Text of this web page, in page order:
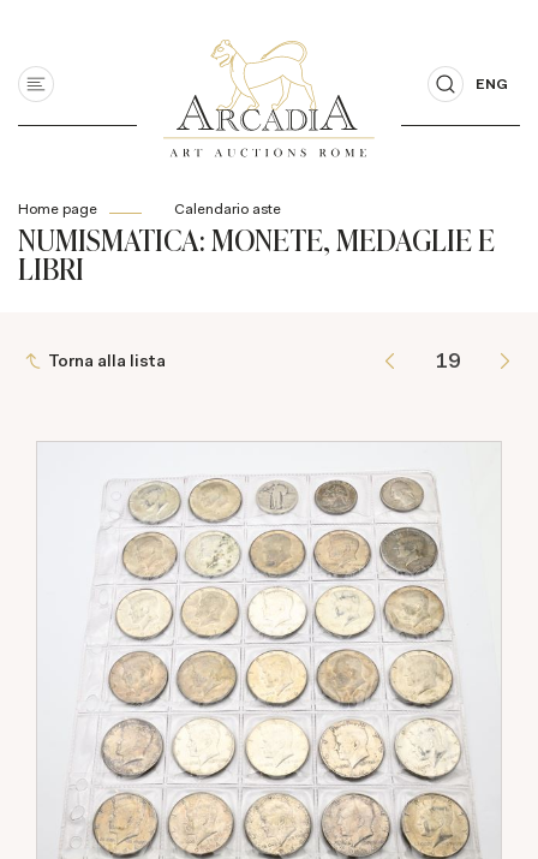
ENG
Home page Calendario aste
NUMISMATICA: MONETE, MEDAGLIE E
LIBRI
Torna alla lista